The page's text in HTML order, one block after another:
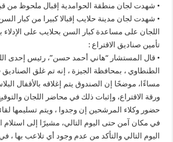
• شهدت لجان منطقة الحوامدية إقبال ملحوظ من
• شهدت لجان مدينة حلايب إقبالا كبيرا من كبار
اللجان على مساعدة كبار السن بحلايب على الإدلاء
تأمين صناديق الاقتراع :
• قال المستشار “هاني أحمد حسن”، رئيس إحدى
الطنطاوي ، بمحافظة الجيزة ، إنه تم غلق
مساءًا، موضحًا إن الصندوق يتم إغلاقه بالأقفال
ورقة الاقتراع، وإثبات ذلك في محاضر اللجان
حضور وكلاء المرشحين إن وجدوا ، ويتم تسليمها
في مكان آمن حتى اليوم التالي، مشيرًا إلى
اليوم التالي والتأكد من عدم وجود أي تلاعب بها ،